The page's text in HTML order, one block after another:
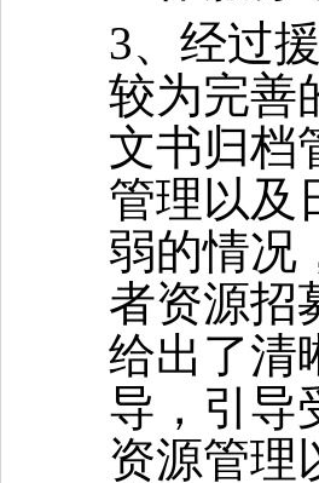
3、 经过
较为完善
文书归档
管理以及
弱的情况
者资源招
给出了清
导，引导
资源管理